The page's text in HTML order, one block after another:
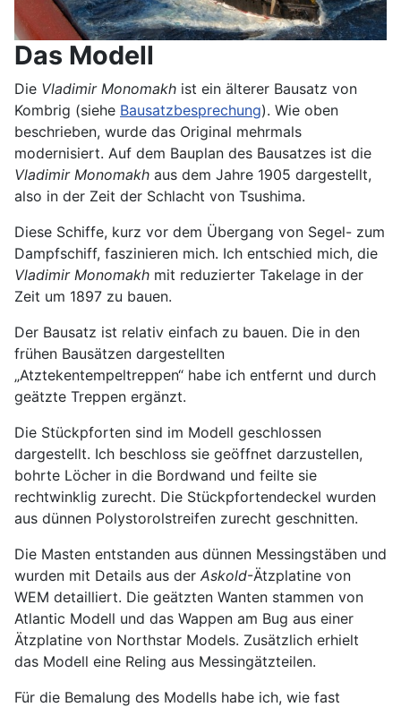
Das Modell
Die Vladimir Monomakh ist ein älterer Bausatz von
Kombrig (siehe Bausatzbesprechung). Wie oben
beschrieben, wurde das Original mehrmals
modernisiert. Auf dem Bauplan des Bausatzes ist die
Vladimir Monomakh aus dem Jahre 1905 dargestellt,
also in der Zeit der Schlacht von Tsushima.
Diese Schiffe, kurz vor dem Übergang von Segel- zum
Dampfschiff, faszinieren mich. Ich entschied mich, die
Vladimir Monomakh mit reduzierter Takelage in der
Zeit um 1897 zu bauen.
Der Bausatz ist relativ einfach zu bauen. Die in den
frühen Bausätzen dargestellten
„Atztekentempeltreppen“ habe ich entfernt und durch
geätzte Treppen ergänzt.
Die Stückpforten sind im Modell geschlossen
dargestellt. Ich beschloss sie geöffnet darzustellen,
bohrte Löcher in die Bordwand und feilte sie
rechtwinklig zurecht. Die Stückpfortendeckel wurden
aus dünnen Polystorolstreifen zurecht geschnitten.
Die Masten entstanden aus dünnen Messingstäben und
wurden mit Details aus der Askold-Ätzplatine von
WEM detailliert. Die geätzten Wanten stammen von
Atlantic Modell und das Wappen am Bug aus einer
Ätzplatine von Northstar Models. Zusätzlich erhielt
das Modell eine Reling aus Messingätzteilen.
Für die Bemalung des Modells habe ich, wie fast